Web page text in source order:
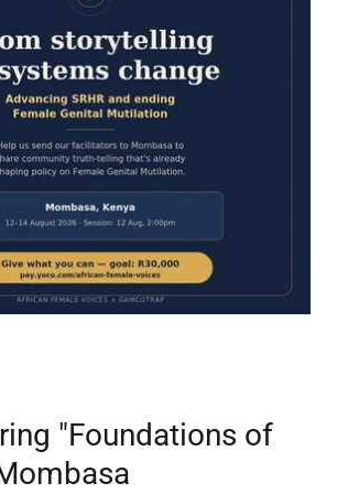
"Foundations of